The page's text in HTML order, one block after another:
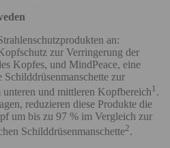
an:
zur Verringerung der
Kopfes, und MindPeace, eine
zur
und mittleren Kopfbereich1 .
reduzieren diese Produkte die
um bis zu 97 % im Vergleich zur
Schilddrüsenmanschette2.